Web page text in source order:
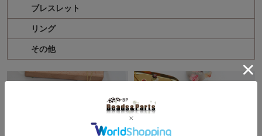
ブレスレット
リング
その他